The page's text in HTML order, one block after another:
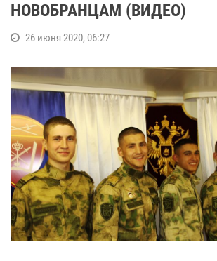
НОВОБРАНЦАМ (ВИДЕО)
26 июня 2020, 06:27